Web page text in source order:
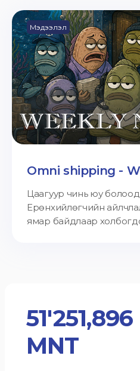
Мэдээлэл
Omni shipping -
Цаагуур чинь юу
Ерөнхийлөгчийн
ямар байдлаар
51'251,896
MNT